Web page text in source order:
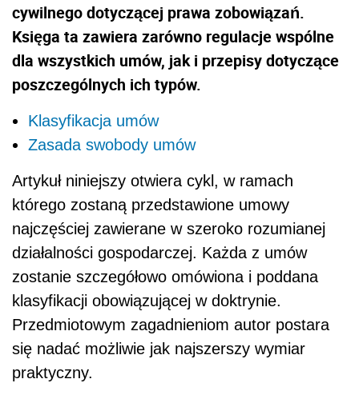
cywilnego dotyczącej prawa zobowiązań.
Księga ta zawiera zarówno regulacje wspólne
dla wszystkich umów, jak i przepisy dotyczące
poszczególnych ich typów.
Klasyfikacja umów
Zasada swobody umów
Artykuł niniejszy otwiera cykl, w ramach
którego zostaną przedstawione umowy
najczęściej zawierane w szeroko rozumianej
działalności gospodarczej. Każda z umów
zostanie szczegółowo omówiona i poddana
klasyfikacji obowiązującej w doktrynie.
Przedmiotowym zagadnieniom autor postara
się nadać możliwie jak najszerszy wymiar
praktyczny.